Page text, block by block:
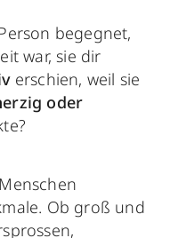
begegnet,
war, sie dir
erschien, weil sie
oder
Ob groß und
,